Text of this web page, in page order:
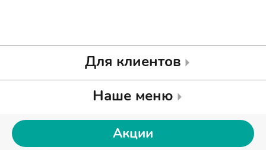
Для клиентов
Наше меню
Акции